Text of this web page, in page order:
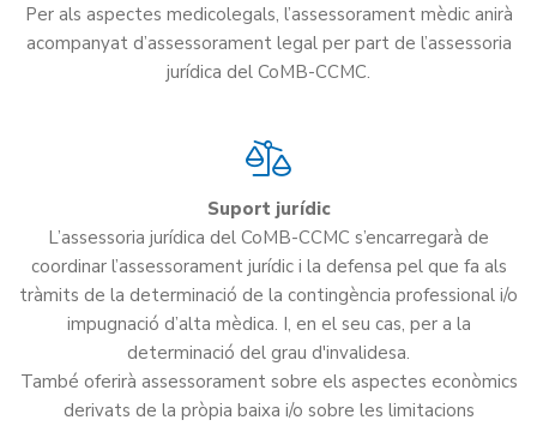
Per als aspectes medicolegals, l’assessorament mèdic anirà
acompanyat d’assessorament legal per part de l’assessoria
jurídica del CoMB-CCMC.
Suport jurídic
L’assessoria jurídica del CoMB-CCMC s’encarregarà de
coordinar l’assessorament jurídic i la defensa pel que fa als
tràmits de la determinació de la contingència professional i/o
impugnació d’alta mèdica. I, en el seu cas, per a la
determinació del grau d'invalidesa.
També oferirà assessorament sobre els aspectes econòmics
derivats de la pròpia baixa i/o sobre les limitacions